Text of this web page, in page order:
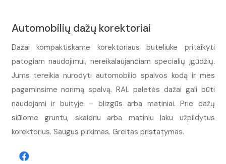
Automobilių dažų korektoriai
Dažai kompaktiškame korektoriaus buteliuke pritaikyti
patogiam naudojimui, nereikalaujančiam specialių įgūdžių.
Jums tereikia nurodyti automobilio spalvos kodą ir mes
pagaminsime norimą spalvą. RAL paletės dažai gali būti
naudojami ir buityje – blizgūs arba matiniai. Prie dažų
siūlome gruntu, skaidriu arba matiniu laku užpildytus
korektorius. Saugus pirkimas. Greitas pristatymas.